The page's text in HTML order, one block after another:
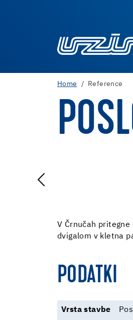
Home Reference
V Črnučah
dvigalom v kletna
PODATKI
Vrsta stavbe